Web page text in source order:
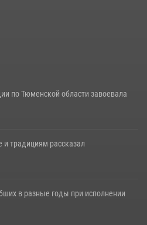
по Тюменской области завоевала
и традициям рассказал
в разные годы при исполнении